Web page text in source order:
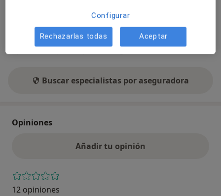
Este especialista solo acepta pacientes privados.
Puedes pagar la cita de forma privada, o buscar otro
especialista que acepte tu aseguradora.
Buscar especialistas por aseguradora
Opiniones
Añadir tu opinión
12 opiniones
Configurar
Rechazarlas todas Aceptar